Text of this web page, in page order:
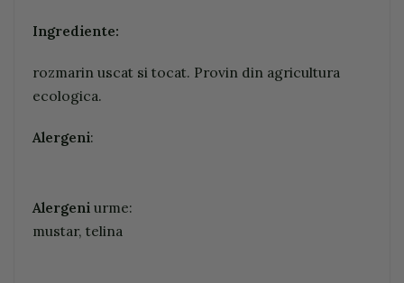
Ingrediente:
rozmarin uscat si tocat. Provin din agricultura
ecologica.
Alergeni:
Alergeni urme:
mustar, telina